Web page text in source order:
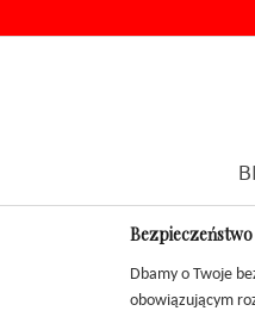
Dbamy o Twoje
obowiązującym